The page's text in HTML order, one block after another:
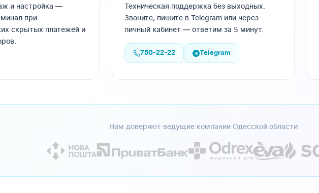
и настройка —
при
скрытых платежей и
Техническая поддержка без выходных.
Звоните, пишите в Telegram или через
личный кабинет — ответим за 5 минут.
750-22-22 Telegram
Нам доверяют ведущие компании Одесской области